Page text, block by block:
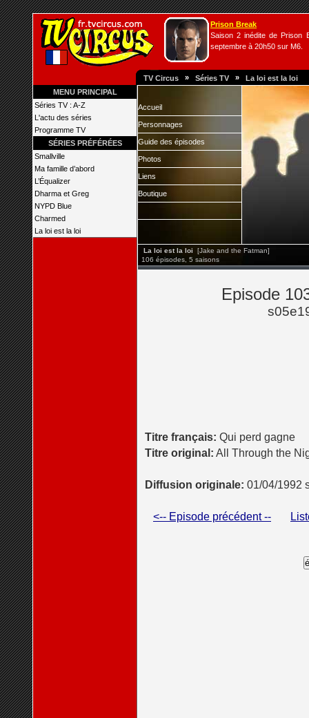
Prison Break
Saison 2 inédite de Prison
septembre à 20h50 sur M6.
TV Circus » Séries TV » La loi est la loi
MENU PRINCIPAL
Séries TV : A-Z
L'actu des séries
Programme TV
SÉRIES PRÉFÉRÉES
Smallville
Ma famille d’abord
L’Équalizer
Dharma et Greg
NYPD Blue
Charmed
La loi est la loi
Accueil
Personnages
Guide des épisodes
Photos
Liens
Boutique
La loi est la loi
[Jake and the Fatman]
106 épisodes, 5 saisons
Episode
Titre français: Qui perd gagne
Titre original: All Through the
Diffusion originale: 01/04/1992
<-- Episode précédent --